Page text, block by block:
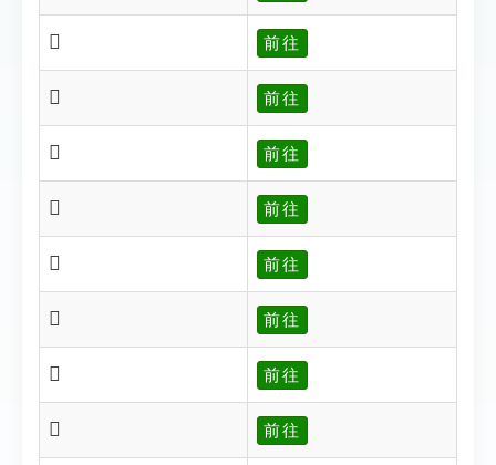
𦏌 前往
𦏍 前往
𦏑 前往
𦏕 前往
𦏖 前往
𦏘 前往
𦏚 前往
𦏙 前往